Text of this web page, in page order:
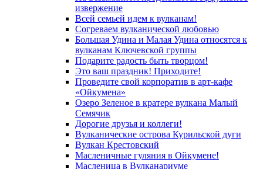
извержение
Всей семьей идем к вулканам!
Согреваем вулканической любовью
Большая Удина и Малая Удина относятся к
вулканам Ключевской группы
Подарите радость быть творцом!
Это ваш праздник! Приходите!
Проведите свой корпоратив в арт-кафе
«Ойкумена»
Озеро Зеленое в кратере вулкана Малый
Семячик
Дорогие друзья и коллеги!
Вулканические острова Курильской дуги
Вулкан Крестовский
Масленичные гуляния в Ойкумене!
Масленица в Вулканариуме